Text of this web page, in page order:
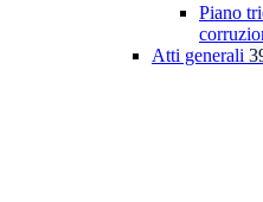
Piano
Atti generali